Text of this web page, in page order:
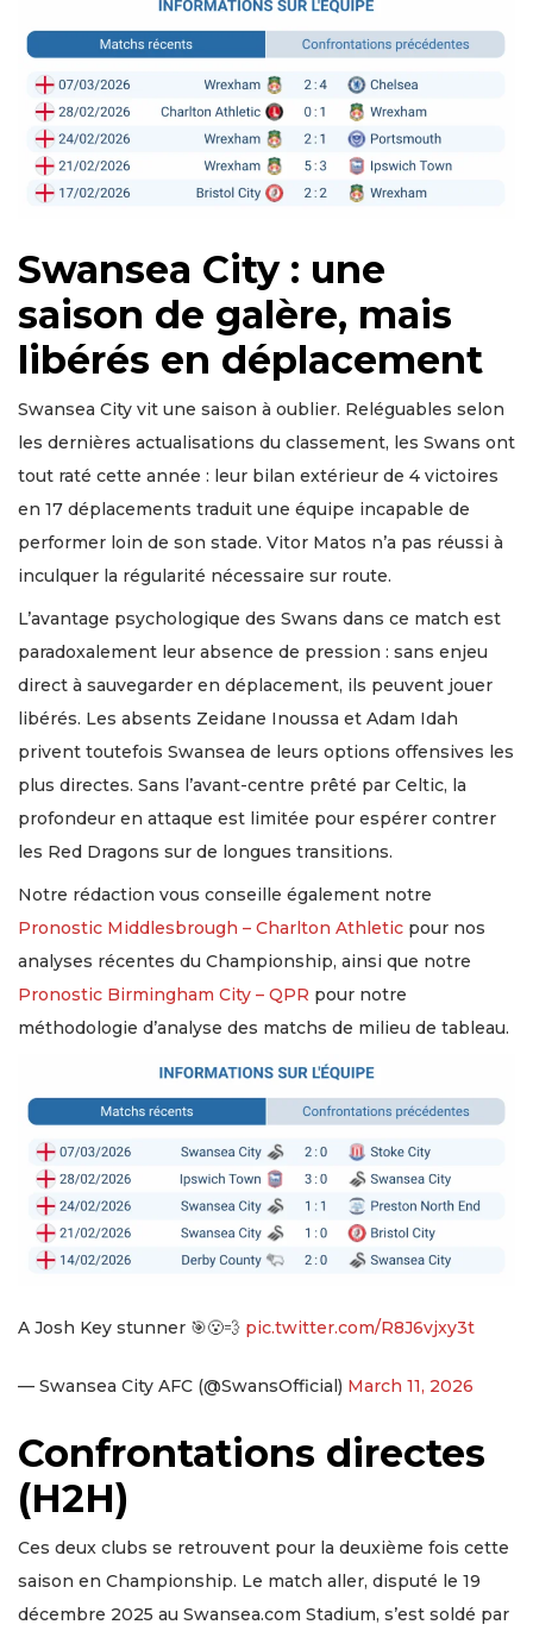
Swansea City : une
saison de galère, mais
libérés en déplacement
Swansea City vit une saison à oublier. Reléguables selon
les dernières actualisations du classement, les Swans ont
tout raté cette année : leur bilan extérieur de 4 victoires
en 17 déplacements traduit une équipe incapable de
performer loin de son stade. Vitor Matos n’a pas réussi à
inculquer la régularité nécessaire sur route.
L’avantage psychologique des Swans dans ce match est
paradoxalement leur absence de pression : sans enjeu
direct à sauvegarder en déplacement, ils peuvent jouer
libérés. Les absents Zeidane Inoussa et Adam Idah
privent toutefois Swansea de leurs options offensives les
plus directes. Sans l’avant-centre prêté par Celtic, la
profondeur en attaque est limitée pour espérer contrer
les Red Dragons sur de longues transitions.
Notre rédaction vous conseille également notre
Pronostic Middlesbrough – Charlton Athletic pour nos
analyses récentes du Championship, ainsi que notre
Pronostic Birmingham City – QPR pour notre
méthodologie d’analyse des matchs de milieu de tableau.
A Josh Key stunner 🎯😮‍💨 pic.twitter.com/R8J6vjxy3t
— Swansea City AFC (@SwansOfficial) March 11, 2026
Confrontations directes
(H2H)
Ces deux clubs se retrouvent pour la deuxième fois cette
saison en Championship. Le match aller, disputé le 19
décembre 2025 au Swansea.com Stadium, s’est soldé par